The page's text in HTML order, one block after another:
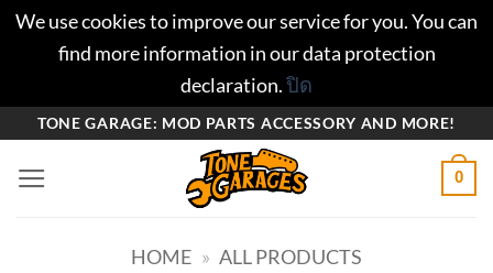
We use cookies to improve our service for you. You can
find more information in our data protection
declaration.ปิด
ยัง
TONE GARAGE: MOD PARTS ACCESSORY AND MORE!
0
HOME » ALL PRODUCTS